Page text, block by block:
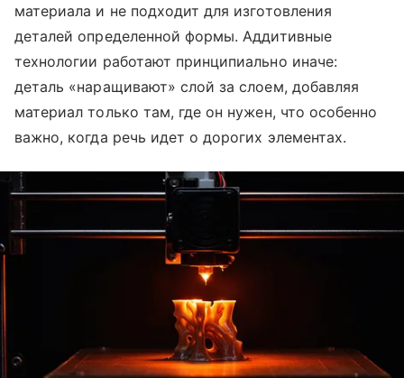
материала и не подходит для изготовления
деталей определенной формы. Аддитивные
технологии работают принципиально иначе:
деталь «наращивают» слой за слоем, добавляя
материал только там, где он нужен, что особенно
важно, когда речь идет о дорогих элементах.